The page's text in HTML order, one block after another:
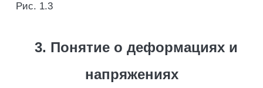
Рис. 1.3
3. Понятие о деформациях и
напряжениях